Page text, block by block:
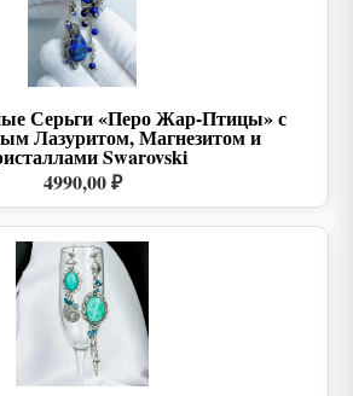
Серьги «Перо Жар-Птицы» с
Лазуритом, Магнезитом и
Swarovski
4990,00 ₽